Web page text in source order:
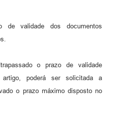
validade dos documentos
o prazo de validade
poderá ser solicitada a
o prazo máximo disposto no